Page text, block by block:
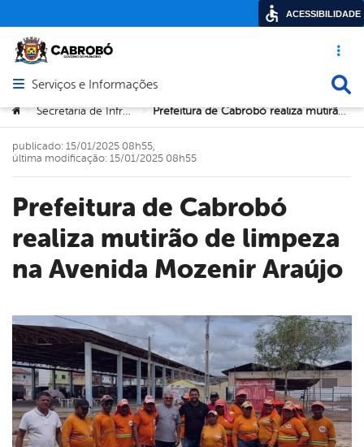
Acesso
Abrir menu principal de navegação
Serviços e Informações
Você está aqui:
> Secretaria de Infraestrutura > Prefeitura de Cabrobó realiza mutirão de limpeza na Avenida Mozenir Araújo
Prefeitura de Cabrobó
realiza mutirão de limpeza
na Avenida Mozenir Araújo
publicado: 15/01/2025 08h55,
última modificação: 15/01/2025 08h55
ACESSIBILIDADE